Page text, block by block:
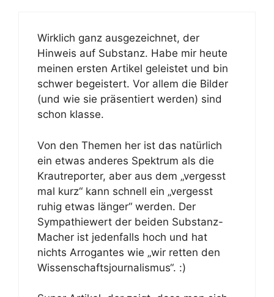
Wirklich ganz ausgezeichnet, der
Hinweis auf Substanz. Habe mir heute
meinen ersten Artikel geleistet und bin
schwer begeistert. Vor allem die Bilder
(und wie sie präsentiert werden) sind
schon klasse.
Von den Themen her ist das natürlich
ein etwas anderes Spektrum als die
Krautreporter, aber aus dem „vergesst
mal kurz“ kann schnell ein „vergesst
ruhig etwas länger“ werden. Der
Sympathiewert der beiden Substanz-
Macher ist jedenfalls hoch und hat
nichts Arrogantes wie „wir retten den
Wissenschaftsjournalismus“. :)